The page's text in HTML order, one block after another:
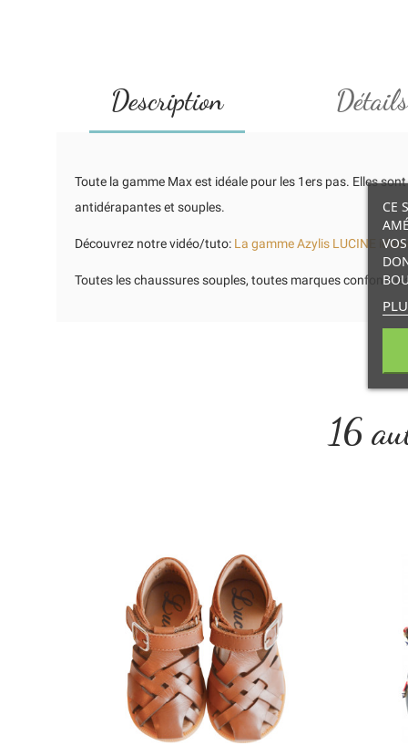
Description
Toute la gamme Max est idéale pour les 1ers pas. Elles
antidérapantes et souples.
Découvrez notre vidéo/tuto: La gamme Azylis LUCINE
Toutes les chaussures souples, toutes marques
16
CE